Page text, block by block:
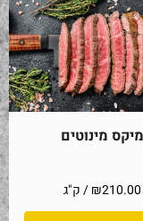
מיקס מינוטים
₪210.00 / ק"ג